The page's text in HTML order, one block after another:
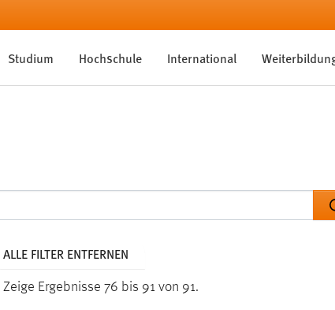
Studium Hochschule International
ALLE FILTER ENTFERNEN
Zeige Ergebnisse 76 bis 91 von 91.